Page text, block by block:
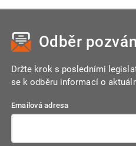
Odběr
Držte krok s posledními
se k odběru informací o
Emailová adresa